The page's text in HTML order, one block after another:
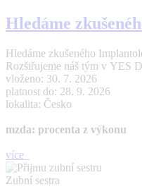
Hledáme
Hledáme zkušeného
Rozšiřujeme náš tým v YES
vloženo: 30. 7. 2026
platnost do: 28. 9. 2026
lokalita: Česko
mzda: procenta z výkonu
více
Zubní sestra